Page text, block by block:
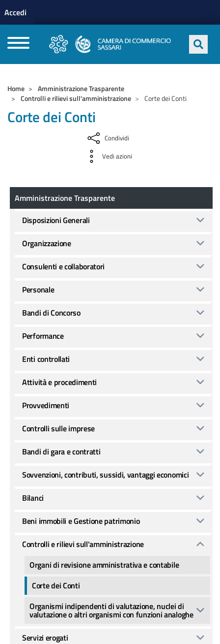
profilo utente
Accedi
Home
Amministrazione Trasparente
Controlli e rilievi sull'amministrazione
Corte dei Conti
Corte dei Conti
Condividi
Vedi azioni
Amministrazione Trasparente
Amministrazione Trasparente
Disposizioni Generali
Organizzazione
Consulenti e collaboratori
Personale
Bandi di Concorso
Performance
Enti controllati
Attività e procedimenti
Provvedimenti
Controlli sulle imprese
Bandi di gara e contratti
Sovvenzioni, contributi, sussidi, vantaggi economici
Bilanci
Beni immobili e Gestione patrimonio
Controlli e rilievi sull'amministrazione
Organi di revisione amministrativa e contabile
Corte dei Conti
Organismi indipendenti di valutazione, nuclei di
valutazione o altri organismi con funzioni analoghe
Servizi erogati